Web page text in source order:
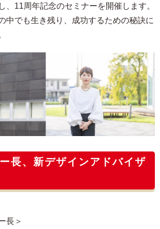
、11周年記念のセミナーを開催します。
中でも生き残り、成功するための秘訣に
長、新デザインアドバイザ
長＞